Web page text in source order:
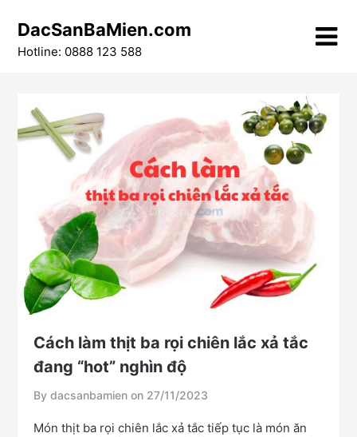
content
DacSanBaMien.com
Hotline: 0888 123 588
Cách làm thịt ba rọi chiên lắc xả tắc
đang “hot” nghìn độ
By dacsanbamien on 27/11/2023
Món thịt ba rọi chiên lắc xả tắc tiếp tục là món ăn